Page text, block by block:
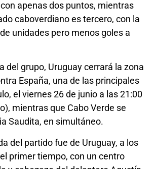
con apenas dos puntos, mientras
caboverdiano es tercero, con la
unidades pero menos goles a
del grupo, Uruguay cerrará la zona
España, una de las principales
el viernes 26 de junio a las 21:00
mientras que Cabo Verde se
Saudita, en simultáneo.
del partido fue de Uruguay, a los
primer tiempo, con un centro